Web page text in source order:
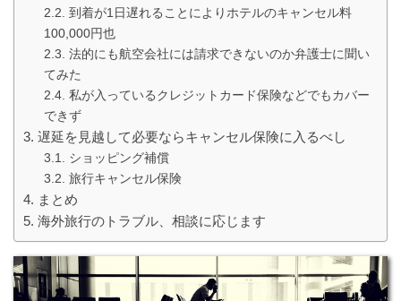
到着が1日遅れることによりホテルのキャンセル料
100,000円也
法的にも航空会社には請求できないのか弁護士に聞い
てみた
私が入っているクレジットカード保険などでもカバー
できず
遅延を見越して必要ならキャンセル保険に入るべし
ショッピング補償
旅行キャンセル保険
まとめ
海外旅行のトラブル、相談に応じます